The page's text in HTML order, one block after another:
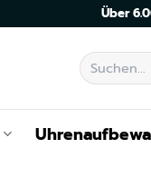
Über
Suchen
nach: